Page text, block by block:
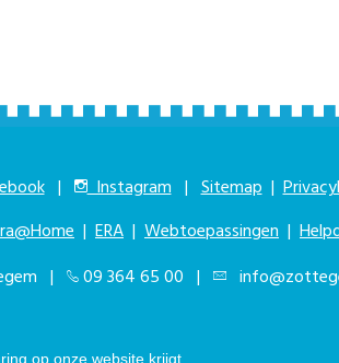
op onze website krijgt.
| Instagram | Sitemap |
| ERA | Webtoepassingen |
|
09 364 65 00 |
van 9.00u tot 12.00u | © Stad Zottegem |